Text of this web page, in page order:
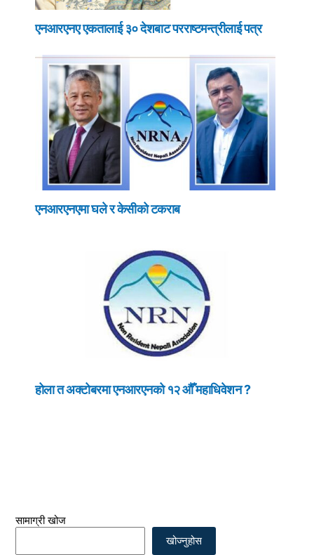
एनआरएनए एकतालाई ३० देशबाट परराष्टमन्त्रीलाई पत्र
एनआरएनएमा घले र केसीको टकराब
होला त अक्टोबरमा एनआरएनको १२ औँ महाधिवेशन ?
सामाग्री खोज
खोज्नुहोस